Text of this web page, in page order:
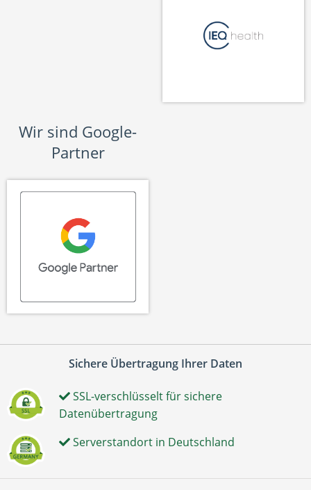
Wir sind Google-
Partner
Sichere Übertragung Ihrer Daten
SSL-verschlüsselt für sichere
Datenübertragung
Serverstandort in Deutschland